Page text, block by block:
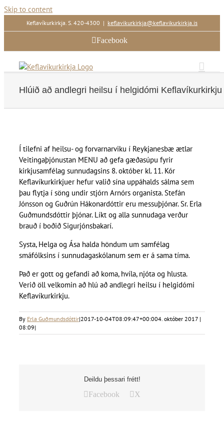
Skip to content
Keflavíkurkirkja. S. 420-4300 | keflavikurkirkja@keflavikurkirkja.is
Facebook
Hlúið að andlegri heilsu í helgidómi Keflavíkurkirkju
Í tilefni af heilsu- og forvarnarviku í Reykjanesbæ ætlar
Veitingaþjónustan MENU að gefa gæðasúpu fyrir
kirkjusamfélag sunnudagsins 8. október kl. 11. Kór
Keflavíkurkirkjuer hefur valið sína uppáhalds sálma sem
þau flytja í söng undir stjórn Arnórs organista. Stefán
Jónsson og Guðrún Hákonardóttir eru messuþjónar. Sr. Erla
Guðmundsdóttir þjónar. Líkt og alla sunnudaga verður
brauð í boðið Sigurjónsbakarí.
Systa, Helga og Ása halda höndum um samfélag
smáfólksins í sunnudagaskólanum sem er á sama tíma.
Það er gott og gefandi að koma, hvíla, njóta og hlusta.
Verið öll velkomin að hlú að andlegri heilsu í helgidómi
Keflavíkurkirkju.
By Erla Guðmundsdóttir|2017-10-04T08:09:47+00:004. október 2017 |
08:09|
Deildu þessari frétt!
Facebook X